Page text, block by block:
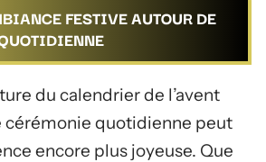
FESTIVE AUTOUR DE
du calendrier de l’avent
cérémonie quotidienne peut
encore plus joyeuse. Que